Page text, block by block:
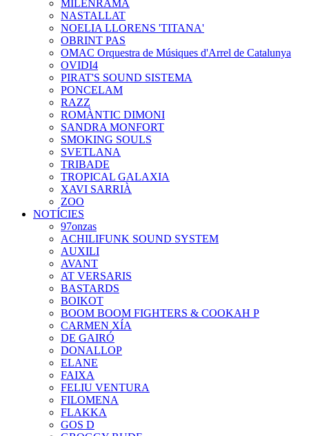
MILENRAMA
NASTALLAT
NOELIA LLORENS 'TITANA'
OBRINT PAS
OMAC Orquestra de Músiques d'Arrel de Catalunya
OVIDI4
PIRAT'S SOUND SISTEMA
PONCELAM
RAZZ
ROMÀNTIC DIMONI
SANDRA MONFORT
SMOKING SOULS
SVETLANA
TRIBADE
TROPICAL GALAXIA
XAVI SARRIÀ
ZOO
NOTÍCIES
97onzas
ACHILIFUNK SOUND SYSTEM
AUXILI
AVANT
AT VERSARIS
BASTARDS
BOIKOT
BOOM BOOM FIGHTERS & COOKAH P
CARMEN XÍA
DE GAIRÓ
DONALLOP
ELANE
FAIXA
FELIU VENTURA
FILOMENA
FLAKKA
GOS D